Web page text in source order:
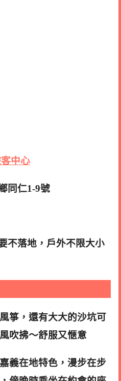
中心
同仁1-9號
不落地，戶外不限大小
箏，還有大大的沙坑可
吹拂～舒服又愜意
義在地特色，漫步在步